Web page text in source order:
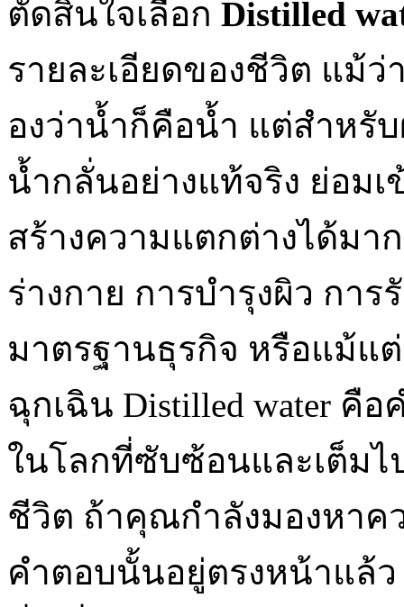
ตัดสินใจเลือก Distilled
รายละเอียดของชีวิต แม้
องว่าน้ำก็คือน้ำ แต่สำหรั
น้ำกลั่นอย่างแท้จริง ย่อม
สร้างความแตกต่างได้มา
ร่างกาย การบำรุงผิว กา
มาตรฐานธุรกิจ หรือแม้แ
ฉุกเฉิน Distilled water คื
ในโลกที่ซับซ้อนและเต็ม
ชีวิต ถ้าคุณกำลังมองหาค
คำตอบนั้นอยู่ตรงหน้าแล้ว